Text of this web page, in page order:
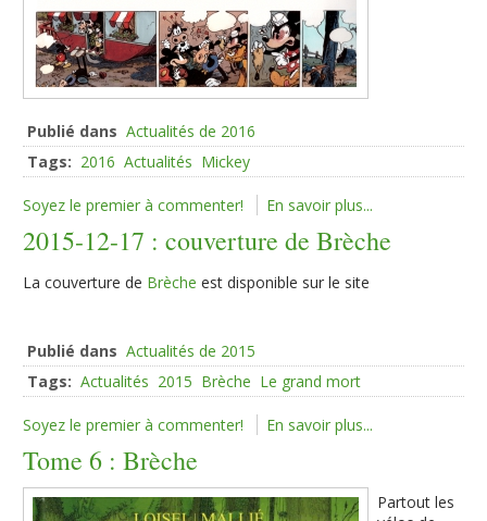
Publié dans Actualités de 2016
Tags: 2016 Actualités Mickey
Soyez le premier à commenter! En savoir plus...
2015-12-17 : couverture de Brèche
La couverture de Brèche est disponible sur le site
Publié dans Actualités de 2015
Tags: Actualités 2015 Brèche Le grand mort
Soyez le premier à commenter! En savoir plus...
Tome 6 : Brèche
Partout les